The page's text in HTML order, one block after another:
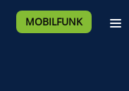
MOBILFUNK